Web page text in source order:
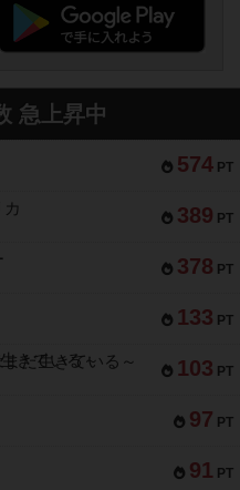
急上昇中
574 PT
389 PT
378 PT
133 PT
103 PT
だ生きている～
97 PT
91 PT